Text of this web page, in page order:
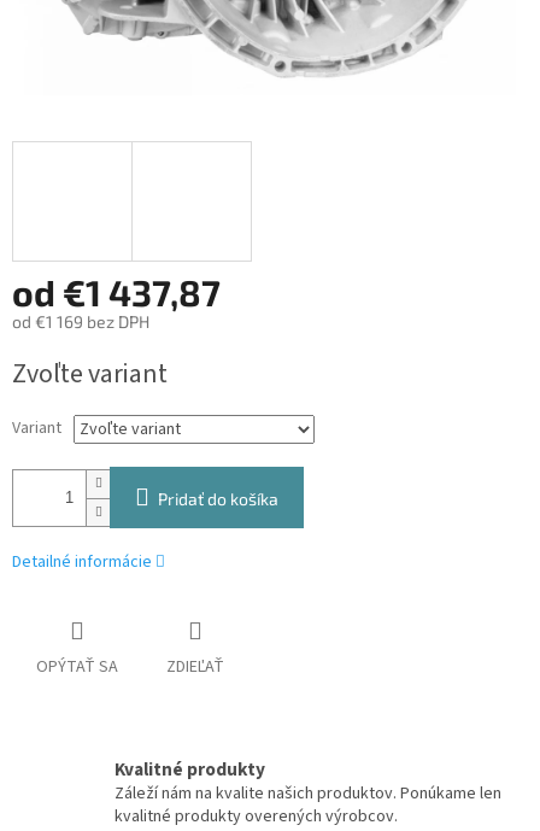
od €1 437,87
od €1 169 bez DPH
cena:
Zvoľte variant
Variant
Pridať do košíka
Detailné informácie
OPÝTAŤ SA ZDIEĽAŤ
Kvalitné produkty
Záleží nám na kvalite našich produktov. Ponúkame len
kvalitné produkty overených výrobcov.